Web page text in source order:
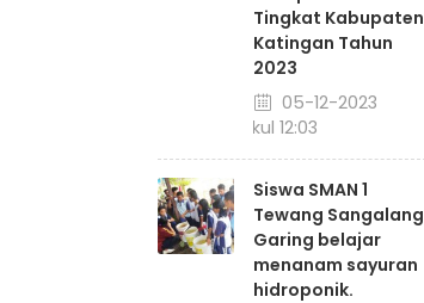
Tingkat Kabupaten
Katingan Tahun
2023
05-12-2023
pukul 12:03
Siswa SMAN 1
Tewang Sangalang
Garing belajar
menanam sayuran
hidroponik.